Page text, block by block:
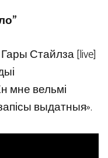
Стайлза [live]
мне вельмі
выдатныя».